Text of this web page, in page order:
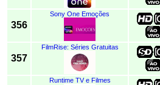
356
Sony One Emoções
357
FilmRise: Séries Gratuitas
Runtime TV e Filmes